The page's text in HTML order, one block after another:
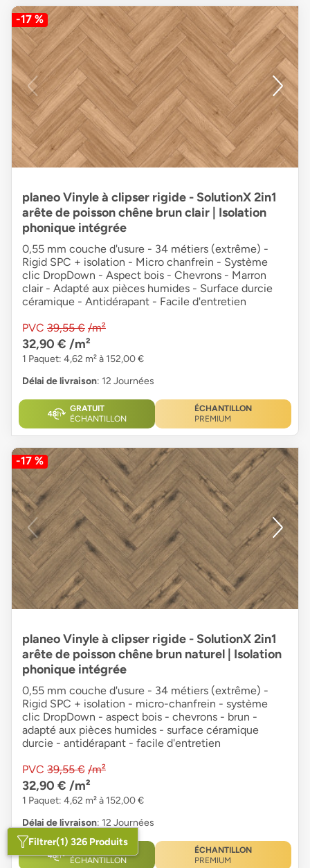
-17 %
planeo Vinyle à clipser rigide - SolutionX 2in1
arête de poisson chêne brun clair | Isolation
phonique intégrée
0,55 mm couche d'usure - 34 métiers (extrême) -
Rigid SPC + isolation - Micro chanfrein - Système
clic DropDown - Aspect bois - Chevrons - Marron
clair - Adapté aux pièces humides - Surface durcie
céramique - Antidérapant - Facile d'entretien
PVC 39,55 € /m²
32,90 € /m²
1 Paquet: 4,62 m² à 152,00 €
Délai de livraison: 12 Journées
GRATUIT
ÉCHANTILLON
ÉCHANTILLON
PREMIUM
-17 %
planeo Vinyle à clipser rigide - SolutionX 2in1
arête de poisson chêne brun naturel | Isolation
phonique intégrée
0,55 mm couche d'usure - 34 métiers (extrême) -
Rigid SPC + isolation - micro-chanfrein - système
clic DropDown - aspect bois - chevrons - brun -
adapté aux pièces humides - surface céramique
durcie - antidérapant - facile d'entretien
PVC 39,55 € /m²
32,90 € /m²
1 Paquet: 4,62 m² à 152,00 €
Délai de livraison: 12 Journées
ÉCHANTILLON
ÉCHANTILLON
PREMIUM
Filtrer(1) 326 Produits